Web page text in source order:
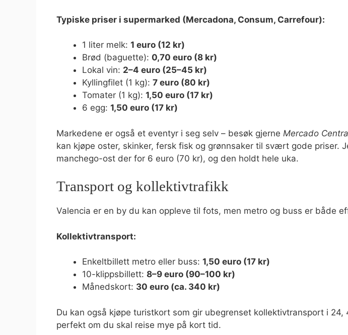
Typiske priser i supermarked (Mercadona, Consum, Carrefour):
1 liter melk: 1 euro (12 kr)
Brød (baguette): 0,70 euro (8 kr)
Lokal vin: 2–4 euro (25–45 kr)
Kyllingfilet (1 kg): 7 euro (80 kr)
Tomater (1 kg): 1,50 euro (17 kr)
6 egg: 1,50 euro (17 kr)
Markedene er også et eventyr i seg selv – besøk gjerne Mercado
kan kjøpe oster, skinker, fersk fisk og grønnsaker til svært gode priser.
manchego-ost der for 6 euro (70 kr), og den holdt hele uka.
Transport og kollektivtrafikk
Valencia er en by du kan oppleve til fots, men metro og buss er både
Kollektivtransport:
Enkeltbillett metro eller buss: 1,50 euro (17 kr)
10-klippsbillett: 8–9 euro (90–100 kr)
Månedskort: 30 euro (ca. 340 kr)
Du kan også kjøpe turistkort som gir ubegrenset kollektivtransport i 24,
perfekt om du skal reise mye på kort tid.